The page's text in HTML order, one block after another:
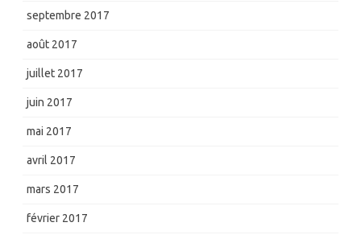
septembre 2017
août 2017
juillet 2017
juin 2017
mai 2017
avril 2017
mars 2017
février 2017